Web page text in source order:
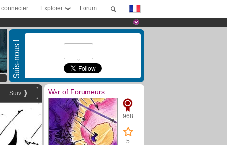
Forum
Explorer
connecter
Suis-nous !
Suiv. War of Forumeurs
968
5